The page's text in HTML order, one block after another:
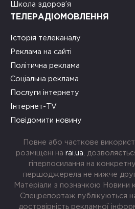
Школа здоров’я
ТЕЛЕРАДІОМОВЛЕННЯ
Історія телеканалу
Реклама на сайті
Політична реклама
Соціальна реклама
Послуги інтернету
Інтернет-TV
Повідомити новину
Повне або часткове
розміщені на rai.ua ,
гіперпосилання на
першоджерела не нижче
Матеріали з позначкою Новини
Спецрепортаж публікуються
достовірність рекламної